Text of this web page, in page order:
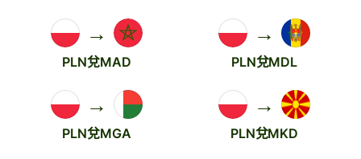
→
PLN兌MAD
→
PLN兌MDL
→
PLN兌MGA
→
PLN兌MKD